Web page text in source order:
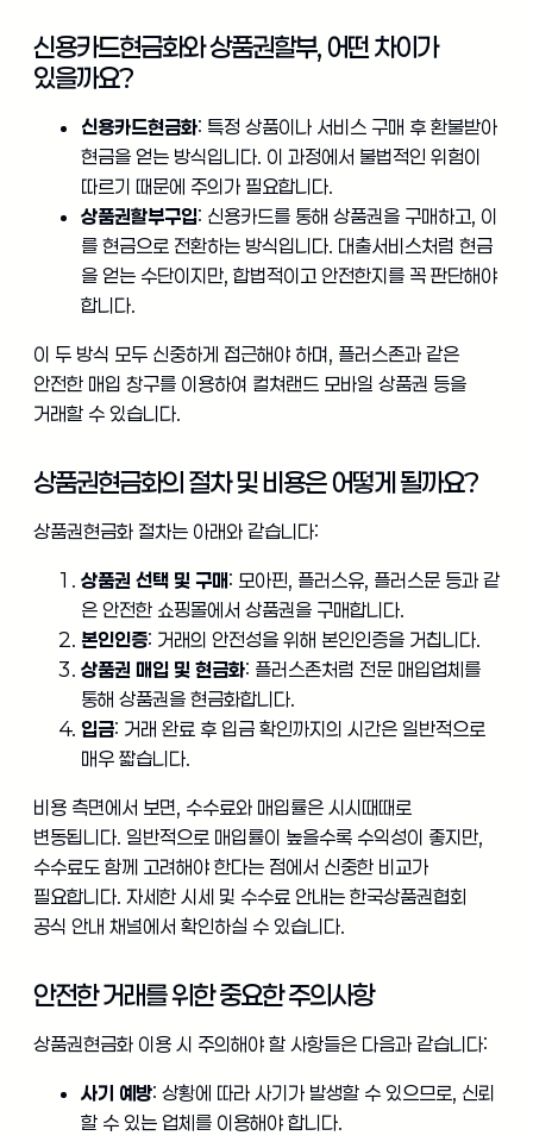
신용카드현금화와 상품권할부, 어떤 차이가
있을까요?
신용카드현금화: 특정 상품이나 서비스 구매 후 환불받아
현금을 얻는 방식입니다. 이 과정에서 불법적인 위험이
따르기 때문에 주의가 필요합니다.
상품권할부구입: 신용카드를 통해 상품권을 구매하고, 이
를 현금으로 전환하는 방식입니다. 대출서비스처럼 현금
을 얻는 수단이지만, 합법적이고 안전한지를 꼭 판단해야
합니다.
이 두 방식 모두 신중하게 접근해야 하며, 플러스존과 같은
안전한 매입 창구를 이용하여 컬쳐랜드 모바일 상품권 등을
거래할 수 있습니다.
상품권현금화의 절차 및 비용은 어떻게 될까요?
상품권현금화 절차는 아래와 같습니다:
상품권 선택 및 구매: 모아핀, 플러스유, 플러스문 등과 같
은 안전한 쇼핑몰에서 상품권을 구매합니다.
본인인증: 거래의 안전성을 위해 본인인증을 거칩니다.
상품권 매입 및 현금화: 플러스존처럼 전문 매입업체를
통해 상품권을 현금화합니다.
입금: 거래 완료 후 입금 확인까지의 시간은 일반적으로
매우 짧습니다.
비용 측면에서 보면, 수수료와 매입률은 시시때때로
변동됩니다. 일반적으로 매입률이 높을수록 수익성이 좋지만,
수수료도 함께 고려해야 한다는 점에서 신중한 비교가
필요합니다. 자세한 시세 및 수수료 안내는 한국상품권협회
공식 안내 채널에서 확인하실 수 있습니다.
안전한 거래를 위한 중요한 주의사항
상품권현금화 이용 시 주의해야 할 사항들은 다음과 같습니다:
사기 예방: 상황에 따라 사기가 발생할 수 있으므로, 신뢰
할 수 있는 업체를 이용해야 합니다.